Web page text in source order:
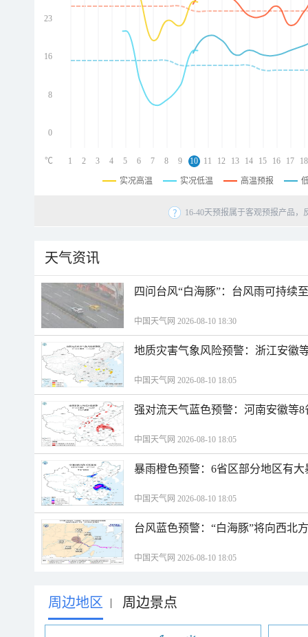
23
16
8
0
1 2 3 4 5 6 7 8 9 10 11 12 13 14 15 16 17 18
℃
实况高温 实况低温 高温预报
16-40天预报属于客观预报产品
天气资讯
四问台风“白海豚”：台风雨可持续
中国天气网 2026-08-10 18:30
地质灾害气象风险预警：浙江安徽
中国天气网 2026-08-10 18:05
强对流天气蓝色预警：河南安徽等
中国天气网 2026-08-10 18:05
暴雨橙色预警：6省区部分地区有
中国天气网 2026-08-10 18:05
台风蓝色预警：“白海豚”将向西北
中国天气网 2026-08-10 18:05
周边地区 | 周边景点